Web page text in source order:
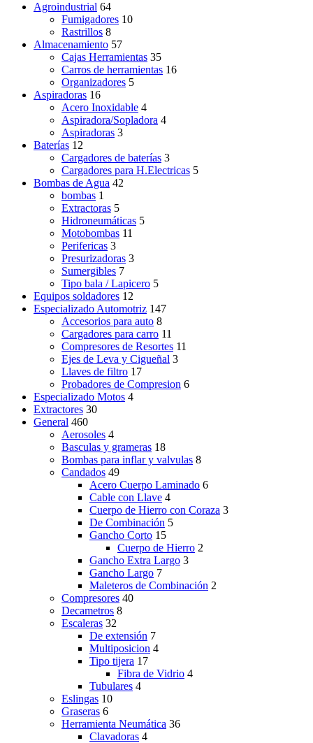
Agroindustrial 64
Fumigadores 10
Rastrillos 8
Almacenamiento 57
Cajas Herramientas 35
Carros de herramientas 16
Organizadores 5
Aspiradoras 16
Acero Inoxidable 4
Aspiradora/Sopladora 4
Aspiradoras 3
Baterías 12
Cargadores de baterías 3
Cargadores para H.Electricas 5
Bombas de Agua 42
bombas 1
Extractoras 5
Hidroneumáticas 5
Motobombas 11
Perifericas 3
Presurizadoras 3
Sumergibles 7
Tipo bala / Lapicero 5
Equipos soldadores 12
Especializado Automotriz 147
Accesorios para auto 8
Cargadores para carro 11
Compresores de Resortes 11
Ejes de Leva y Cigueñal 3
Llaves de filtro 17
Probadores de Compresion 6
Especializado Motos 4
Extractores 30
General 460
Aerosoles 4
Basculas y grameras 18
Bombas para inflar y valvulas 8
Candados 49
Acero Cuerpo Laminado 6
Cable con Llave 4
Cuerpo de Hierro con Coraza 3
De Combinación 5
Gancho Corto 15
Cuerpo de Hierro 2
Gancho Extra Largo 3
Gancho Largo 7
Maleteros de Combinación 2
Compresores 40
Decametros 8
Escaleras 32
De extensión 7
Multiposicion 4
Tipo tijera 17
Fibra de Vidrio 4
Tubulares 4
Eslingas 10
Graseras 6
Herramienta Neumática 36
Clavadoras 4